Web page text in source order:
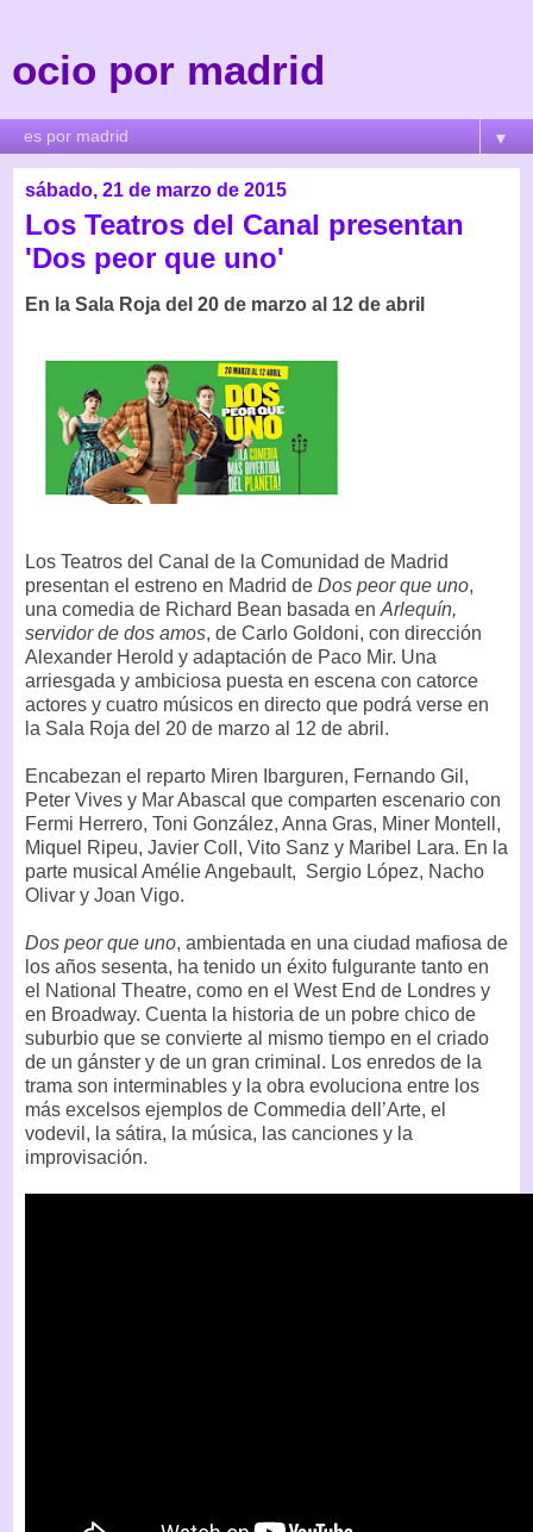
ocio por madrid
▼
sábado, 21 de marzo de 2015
Los Teatros del Canal presentan
'Dos peor que uno'
En la Sala Roja del 20 de marzo al 12 de abril
Los Teatros del Canal de la Comunidad de Madrid
presentan el estreno en Madrid de Dos peor que uno,
una comedia de Richard Bean basada en Arlequín,
servidor de dos amos, de Carlo Goldoni, con dirección
Alexander Herold y adaptación de Paco Mir. Una
arriesgada y ambiciosa puesta en escena con catorce
actores y cuatro músicos en directo que podrá verse en
la Sala Roja del 20 de marzo al 12 de abril.
Encabezan el reparto Miren Ibarguren, Fernando Gil,
Peter Vives y Mar Abascal que comparten escenario con
Fermi Herrero, Toni González, Anna Gras, Miner Montell,
Miquel Ripeu, Javier Coll, Vito Sanz y Maribel Lara. En la
parte musical Amélie Angebault, Sergio López, Nacho
Olivar y Joan Vigo.
Dos peor que uno, ambientada en una ciudad mafiosa de
los años sesenta, ha tenido un éxito fulgurante tanto en
el National Theatre, como en el West End de Londres y
en Broadway. Cuenta la historia de un pobre chico de
suburbio que se convierte al mismo tiempo en el criado
de un gánster y de un gran criminal. Los enredos de la
trama son interminables y la obra evoluciona entre los
más excelsos ejemplos de Commedia dell’Arte, el
vodevil, la sátira, la música, las canciones y la
improvisación.